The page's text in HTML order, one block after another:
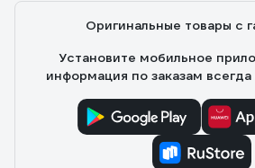
Оригинальные товары с
Установите мобильное
информация по заказам